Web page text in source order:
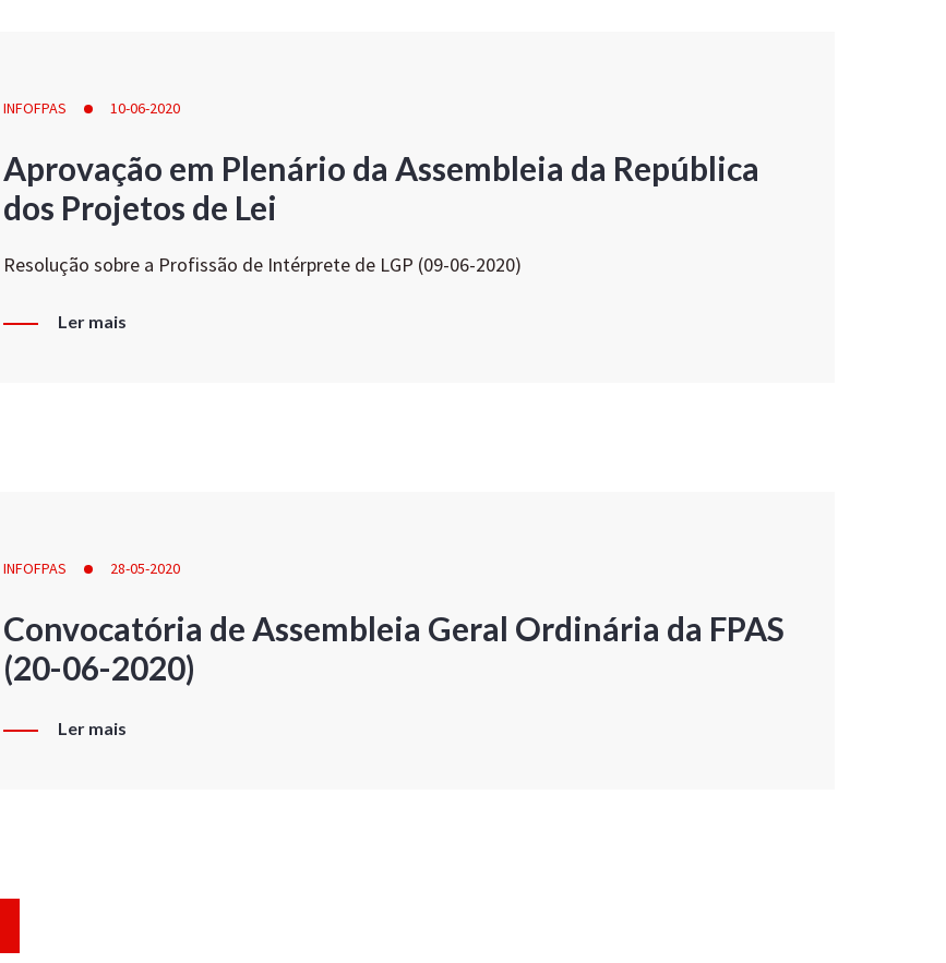
INFOFPAS 10-06-2020
Aprovação em Plenário da Assembleia da República
dos Projetos de Lei
Resolução sobre a Profissão de Intérprete de LGP (09-06-2020)
Ler mais
INFOFPAS 28-05-2020
Convocatória de Assembleia Geral Ordinária da FPAS
(20-06-2020)
Ler mais